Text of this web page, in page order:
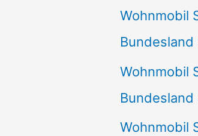
Wohnmobil
Bundesland
Wohnmobil
Bundesland
Wohnmobil